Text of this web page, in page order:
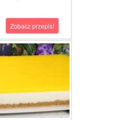
Zobacz przepis!